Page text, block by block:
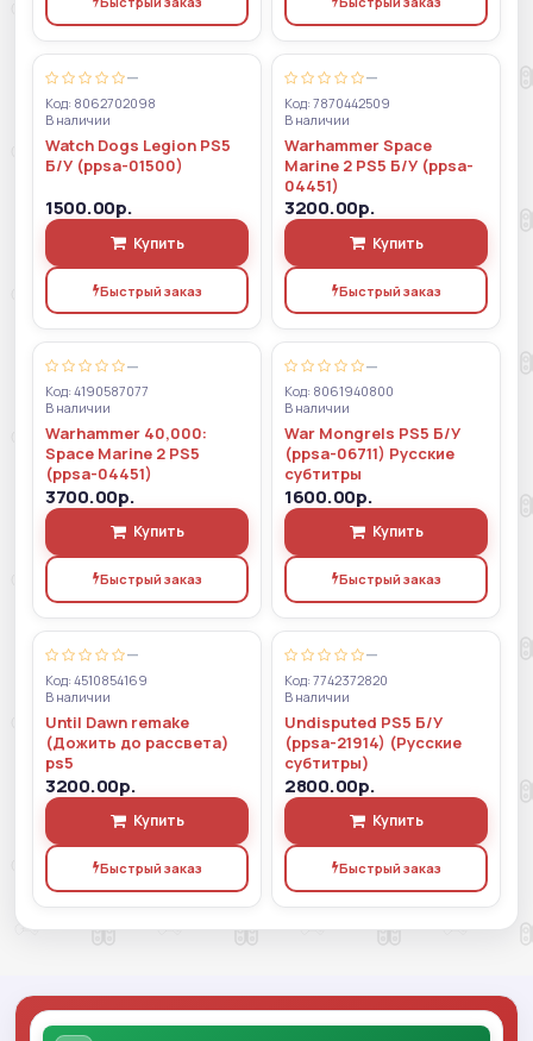
—
Код: 8062702098
В наличии
Watch Dogs Legion PS5
Б/У (ppsa-01500)
1500.00р.
Купить
Быстрый заказ
—
Код: 7870442509
В наличии
Warhammer Space
Marine 2 PS5 Б/У (ppsa-
04451)
3200.00р.
Купить
Быстрый заказ
—
Код: 4190587077
В наличии
Warhammer 40,000:
Space Marine 2 PS5
(ppsa-04451)
3700.00р.
Купить
Быстрый заказ
—
Код: 8061940800
В наличии
War Mongrels PS5 Б/У
(ppsa-06711) Русские
субтитры
1600.00р.
Купить
Быстрый заказ
—
Код: 4510854169
В наличии
Until Dawn remake
(Дожить до рассвета)
ps5
3200.00р.
Купить
Быстрый заказ
—
Код: 7742372820
В наличии
Undisputed PS5 Б/У
(ppsa-21914) (Русские
субтитры)
2800.00р.
Купить
Быстрый заказ